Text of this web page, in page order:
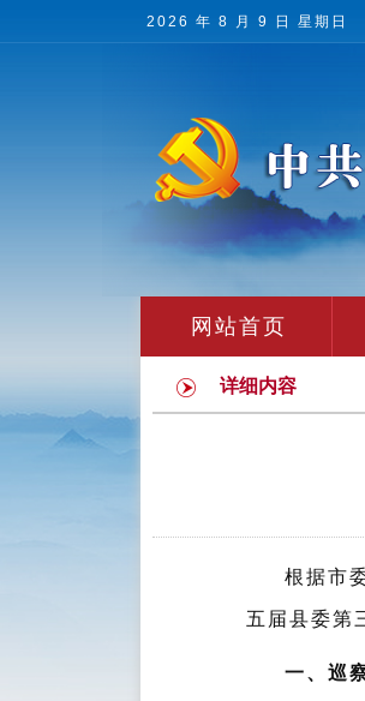
2026 年 8 月 9 日 星期日
网站首页
详细内容
根据市
五届县委第
一、巡